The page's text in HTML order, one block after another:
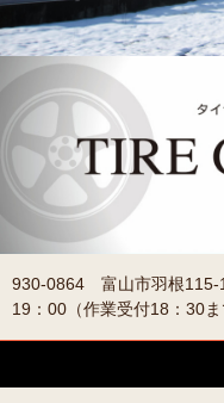
930-0864 富山市羽根
19：00（作業受付18：30ま